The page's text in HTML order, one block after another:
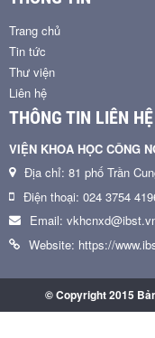
Trang chủ
Tin tức
Thư viện
Liên hệ
THÔNG TIN LIÊN HỆ
VIỆN KHOA HỌC CÔNG
Địa chỉ: 81 phố Trần
Điện thoại: 024 3754
Email:
Website: https://
© Copyright 2015